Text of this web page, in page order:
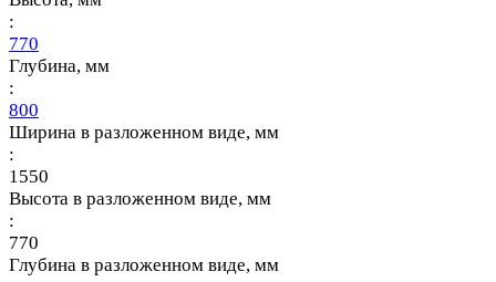
:
770
Глубина, мм
:
800
Ширина в разложенном виде, мм
:
1550
Высота в разложенном виде, мм
:
770
Глубина в разложенном виде, мм